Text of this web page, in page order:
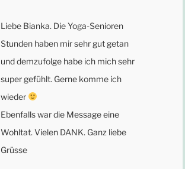
Liebe Bianka. Die Yoga-Senioren
Stunden haben mir sehr gut getan
und demzufolge habe ich mich sehr
super gefühlt. Gerne komme ich
wieder
Ebenfalls war die Message eine
Wohltat. Vielen DANK. Ganz liebe
Grüsse